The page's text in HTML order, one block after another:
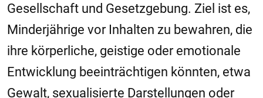
Gesellschaft und Gesetzgebung. Ziel ist es,
Minderjährige vor Inhalten zu bewahren, die
ihre körperliche, geistige oder emotionale
Entwicklung beeinträchtigen könnten, etwa
Gewalt, sexualisierte Darstellungen oder